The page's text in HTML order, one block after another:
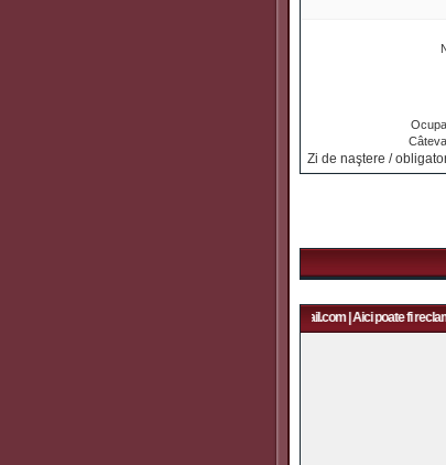
Zi de naştere /
Aici poate fi reclama ta! ... email: rapidfans@gmail.com | Aici poate fi